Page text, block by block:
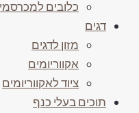
כלובים למכרסמים
דגים
מזון לדגים
אקווריומים
ציוד לאקווריומים
תוכים בעלי כנף